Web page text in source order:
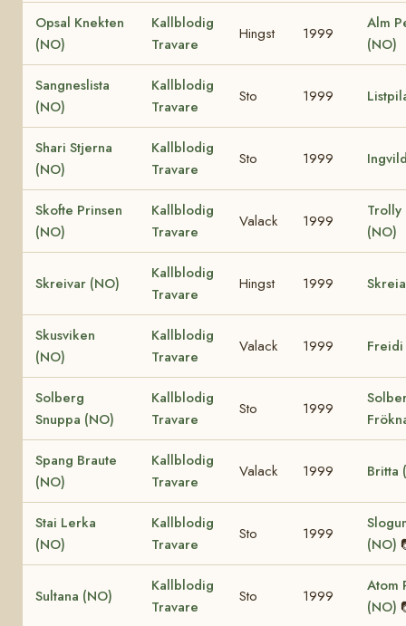
Opsal Knekten
(NO)
Kallblodig
Travare
Hingst 1999
Alm
(NO)
Sangneslista
(NO)
Kallblodig
Travare
Sto 1999
Shari Stjerna
(NO)
Kallblodig
Travare
Sto 1999
Skofte Prinsen
(NO)
Kallblodig
Travare
Valack 1999
Trolly
(NO)
Skreivar (NO)
Kallblodig
Travare
Hingst 1999
Skusviken
(NO)
Kallblodig
Travare
Valack 1999
Solberg
Snuppa (NO)
Kallblodig
Travare
Sto 1999
Spang Braute
(NO)
Kallblodig
Travare
Valack 1999 Britta
Stai Lerka
(NO)
Kallblodig
Travare
Sto 1999
(NO)
Sultana (NO)
Kallblodig
Travare
Sto 1999
Atom
(NO)